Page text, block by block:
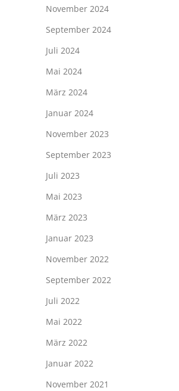
November 2024
September 2024
Juli 2024
Mai 2024
März 2024
Januar 2024
November 2023
September 2023
Juli 2023
Mai 2023
März 2023
Januar 2023
November 2022
September 2022
Juli 2022
Mai 2022
März 2022
Januar 2022
November 2021